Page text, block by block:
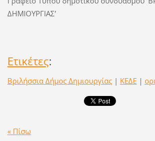
ΔΗΜΙΟΥΡΓΙΑΣ’
Ετικέτες:
Βριλήσσια Δήμος Δημιουργίας | ΚΕΔΕ |
« Πίσω